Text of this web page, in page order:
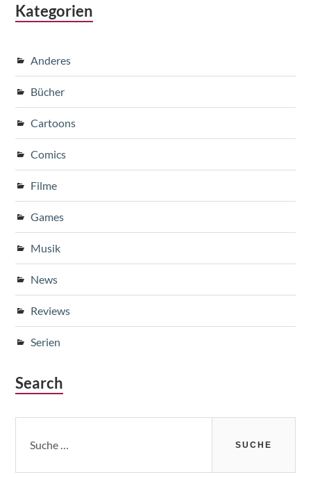
Kategorien
Anderes
Bücher
Cartoons
Comics
Filme
Games
Musik
News
Reviews
Serien
Search
nach: